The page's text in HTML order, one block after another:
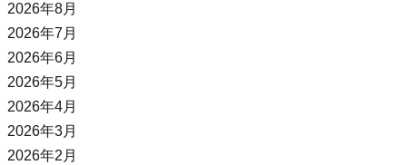
2026年8月
2026年7月
2026年6月
2026年5月
2026年4月
2026年3月
2026年2月